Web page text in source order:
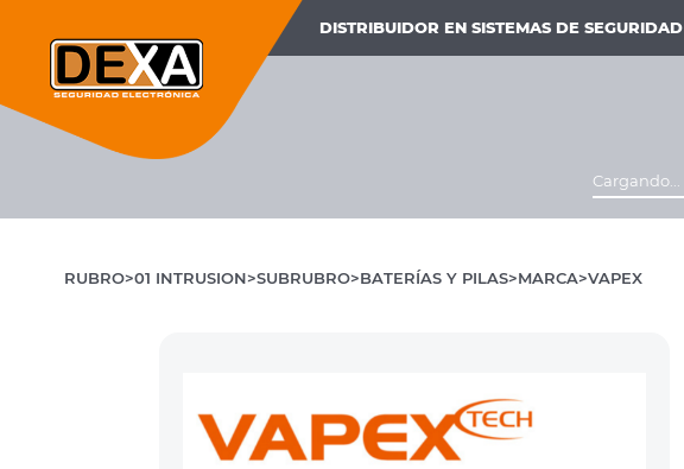
DISTRIBUIDOR EN SISTEMAS DE SEGURIDAD
Cargando...
RUBRO 01 INTRUSION SUBRUBRO BATERÍAS Y PILAS MARCA VAPEX